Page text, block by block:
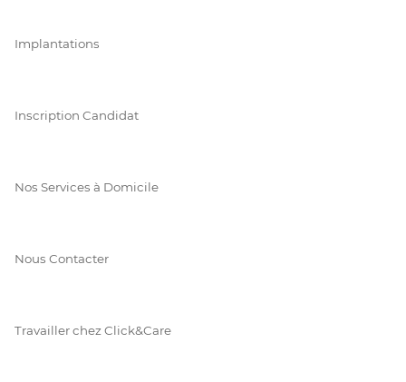
Implantations
Inscription Candidat
Nos Services à Domicile
Nous Contacter
Travailler chez Click&Care